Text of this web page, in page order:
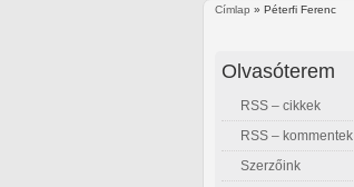
Címlap » Péterfi Ferenc
Olvasóterem
RSS – cikkek
RSS – kommentek
Szerzőink